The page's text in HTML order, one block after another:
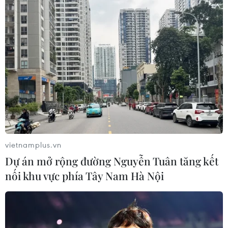
Tìm hiểu về hành vi chống
người thi hành công vụ
09/01/2020 13:55
Sáng 9/1, một số đối tượng ở Đồng Tâm đã có hành vi
tấn công lực lượng chức năng, chống đối người thi hành
công vụ khiến 3 cán bộ chiến sỹ công an hy sinh.
vietnamplus.vn
Dự án mở rộng đường Nguyễn Tuân tăng kết
nối khu vực phía Tây Nam Hà Nội